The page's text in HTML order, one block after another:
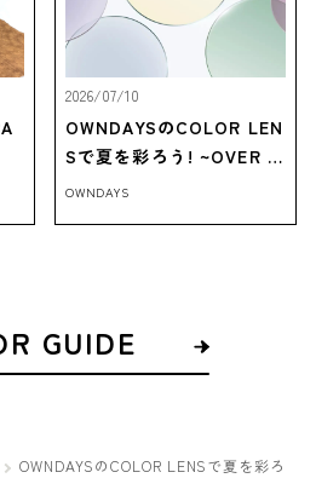
2026/07/10
OWNDAYSのCOLOR LEN
Sで夏を彩ろう! ~OVER 1
00 STYLES~
OWNDAYS
GUIDE
OWNDAYSのCOLOR LENSで夏を彩ろ